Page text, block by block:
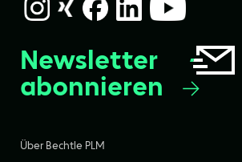
Über Bechtle PLM
Newsletter
abonnieren